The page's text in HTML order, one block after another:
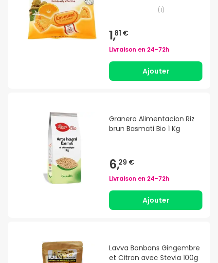
(1)
1,81 €
Livraison en 24-72h
Ajouter
Granero Alimentacion Riz
brun Basmati Bio 1 Kg
6,29 €
Livraison en 24-72h
Ajouter
Lavva Bonbons Gingembre
et Citron avec Stevia 100g